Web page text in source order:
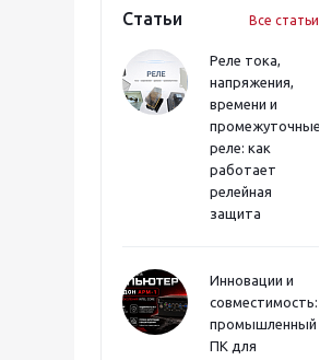
Статьи Все статьи
Реле тока,
напряжения,
времени и
промежуточные
реле: как
работает
релейная
защита
Инновации и
совместимость:
промышленный
ПК для